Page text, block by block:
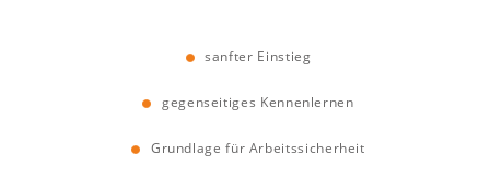
sanfter Einstieg
gegenseitiges Kennenlernen
Grundlage für Arbeitssicherheit